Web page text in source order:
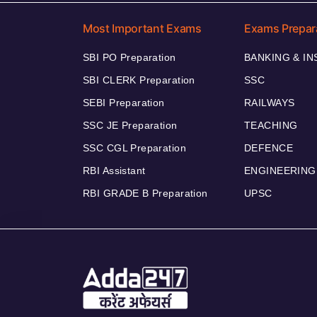
Most Important Exams
SBI PO Preparation
SBI CLERK Preparation
SEBI Preparation
SSC JE Preparation
SSC CGL Preparation
RBI Assistant
RBI GRADE B Preparation
Exams
BANKING &
SSC
RAILWAYS
TEACHING
DEFENCE
ENGINEERING
UPSC